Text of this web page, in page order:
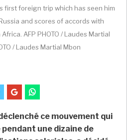
first foreign trip which has seen him
and scores of accords with
AFP PHOTO / Laudes Martial
/ Laudes Martial Mbon
ce mouvement qui
une dizaine de